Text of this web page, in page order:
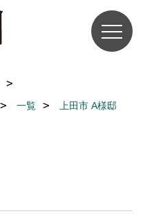
一覧 上田市 A様邸